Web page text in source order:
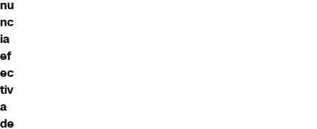
nu
nc
ia
ef
ec
tiv
a
de